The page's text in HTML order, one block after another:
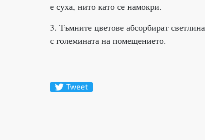
е суха, нито като се намокри.
3. Тъмните цветове абсорбират
с големината на помещението.
Tweet